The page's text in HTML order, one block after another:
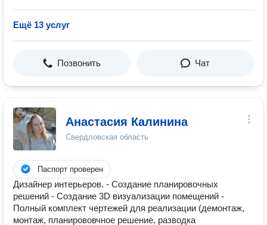
Ещё 13 услуг
Позвонить Чат
Анастасия Калинина
Свердловская область
Паспорт проверен
Дизайнер интерьеров. - Создание планировочных
решений - Создание 3D визуализации помещений -
Полный комплект чертежей для реализации (демонтаж,
монтаж, планирововчное решение, разводка